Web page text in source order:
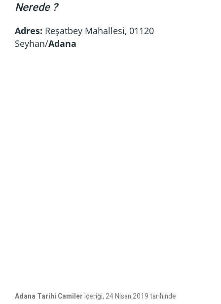
Nerede ?
Adres: Reşatbey Mahallesi, 01120
Seyhan/Adana
Adana Tarihi Camiler içeriği, 24 Nisan 2019 tarihinde